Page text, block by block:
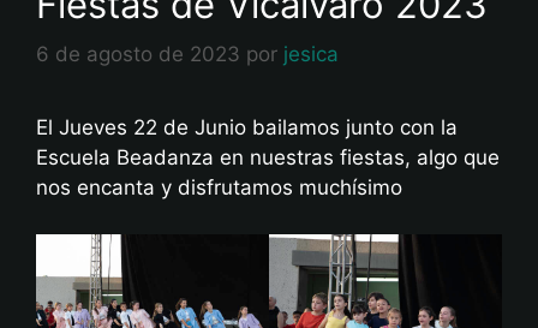
6 de agosto de 2023 por jesica
El Jueves 22 de Junio bailamos junto con la
Escuela Beadanza en nuestras fiestas, algo que
nos encanta y disfrutamos muchísimo